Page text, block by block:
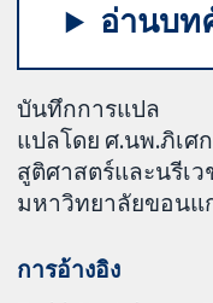
อ่านบท
บันทึกการแปล
แปลโดย ศ.นพ.ภิเ
สูติศาสตร์และนรีเ
มหาวิทยาลัยขอนแ
การอ้างอิง